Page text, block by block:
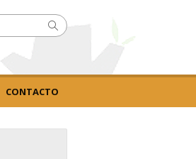
Buscar
CONTACTO